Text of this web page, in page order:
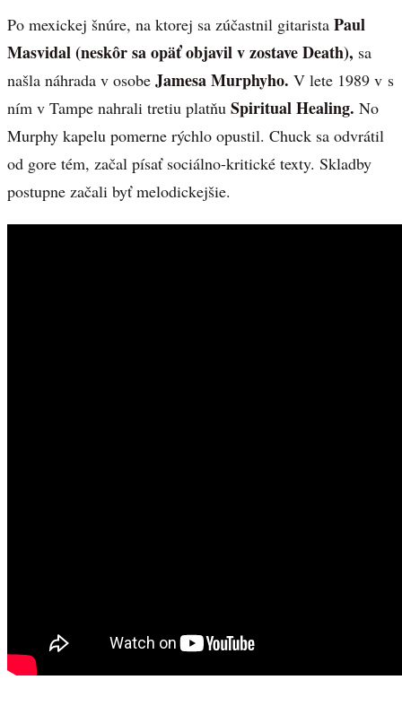
Po mexickej šnúre, na ktorej sa zúčastnil gitarista Paul
Masvidal (neskôr sa opäť objavil v zostave Death), sa
našla náhrada v osobe Jamesa Murphyho. V lete 1989 v s
ním v Tampe nahrali tretiu platňu Spiritual Healing. No
Murphy kapelu pomerne rýchlo opustil. Chuck sa odvrátil
od gore tém, začal písať sociálno-kritické texty. Skladby
postupne začali byť melodickejšie.